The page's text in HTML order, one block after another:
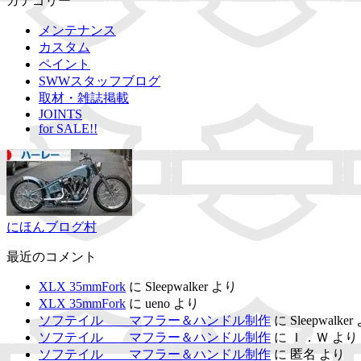
メンテナンス
カスタム
ペイント
SWWスタッフブログ
取材・雑誌掲載
JOINTS
for SALE!!
にほんブログ村
最近のコメント
XLX 35mmFork に Sleepwalkerより
XLX 35mmFork に ueno より
ソフテイル マフラー＆ハンドル制作 に Sleepwalker
ソフテイル マフラー＆ハンドル制作 に Ｉ．Ｗ より
ソフテイル マフラー＆ハンドル制作 に 匿名 より